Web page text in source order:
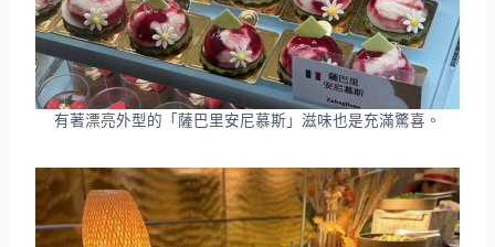
有著漂亮外型的「薩巴里安尼慕斯」滋味也是充滿驚喜。